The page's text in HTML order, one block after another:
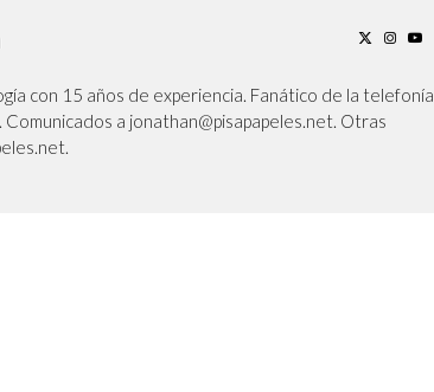
con 15 años de experiencia. Fanático de la telefonía
a jonathan@pisapapeles.net. Otras